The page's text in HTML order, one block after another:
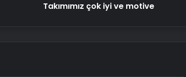
25 Yıllık Miras Davasında Gözler
Takımımız çok iyi ve motive